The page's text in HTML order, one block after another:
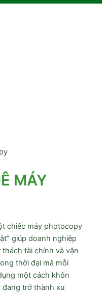
MÁY
chiếc máy photocopy
giúp doanh nghiệp
tài chính và vận
thời đại mà mỗi
một cách khôn
trở thành xu